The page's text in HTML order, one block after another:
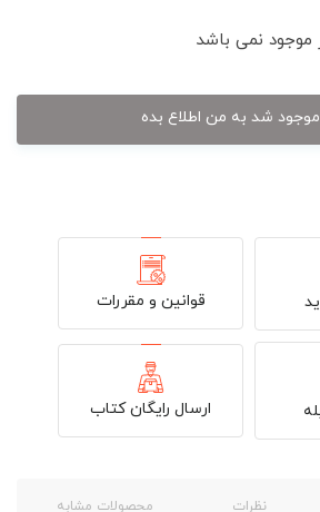
موجود نمی باشد
موجود شد به من اطلاع بده
قوانین و مقررات
ارسال رایگان کتاب
نظرات محصولات مشابه